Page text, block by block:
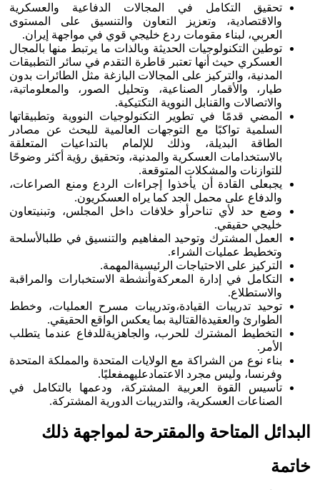
تحقيق التكامل في المجالات الدفاعية والعسكرية
والاقتصادية، وتعزيز التعاون والتنسيق على المستوى
العربي، لبناء مقومات ردع خليجي قوي في مواجهة إيران.
توطين التكنولوجيات الحديثة وبالذات ما يرتبط منها بالمجال
العسكري حيث أنها تعتبر قاطرة التقدم في سائر التطبيقات
المدنية، والتركيز على المجالات البازغة مثل الطائرات بدون
طيار، والأقمار الصناعية، وتحليل الصور، والمعلوماتية،
والاتصالات والقنابل النووية التكتيكية.
المضي قدمًا في تطوير التكنولوجيات النووية وتطبيقاتها
السلمية تواكبًا مع التوجهات العالمية للبحث عن مصادر
الطاقة البديلة، وذلك للإلمام بالتداعيات المتعلقة
بالاستخدامات العسكرية والمدنية، وتحقيق رؤية أكثر وضوحًا
للتوازنات والمشكلات المتوقعة.
يجبعلى القادة أن يأخذوا إجراءات الردع ومنع الصراعات،
والدفاع على محمل الجد كما يراه العسكريون.
وضع حد لأي تناحرأو خلافات داخل المجلس، وتبنيتعاون
خليجي حقيقي.
العمل المشترك وتوحيد المفاهيم والتنسيق في طلبالأسلحة
وتخطيط عمليات الشراء.
التركيز على الاحتياجات الرئيسيةالمهمة.
التكامل في إدارة المعركةوأنشطة الاستخبارات والمراقبة
والاستطلاع.
توحيد تدريبات القيادة،وتدريبات مسرح العمليات، وخطط
الطوارئ والعقيدةالقتالية بما يعكس الواقع الحقيقي.
التخطيط المشترك للحرب، والجاهزيةللدفاع عندما يتطلب
الأمر.
بناء نوع من الشراكة مع الولايات المتحدة والمملكة المتحدة
وفرنسا، وليس مجرد الاعتمادعليهمفعليًا.
تأسيس القوة العربية المشتركة، ودعمها بالتكامل في
الصناعات العسكرية، والتدريبات الدورية المشتركة.
البدائل المتاحة والمقترحة لمواجهة ذلك
خاتمة